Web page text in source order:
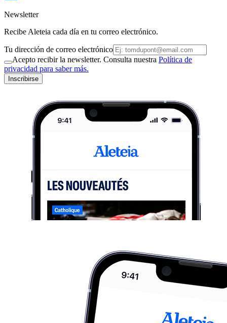
Newsletter
Recibe Aleteia cada día en tu correo electrónico.
Tu dirección de correo electrónico
Acepto recibir la newsletter. Consulta nuestra Política de
privacidad para saber más.
Inscribirse